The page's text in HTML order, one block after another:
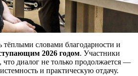
тёплыми словами благодарности и
2026 годом. Участники
диалог не только продолжается —
и практическую отдачу.